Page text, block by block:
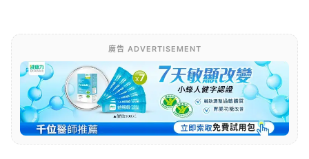
廣告 ADVERTISEMENT